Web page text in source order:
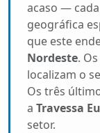
acaso —
geográfica
que este
Nordeste.
localizam o
Os três
a Travessa
setor.